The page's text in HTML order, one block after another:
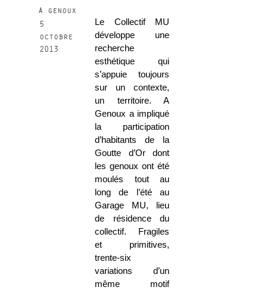
à genoux
5
octobre
2013
Le Collectif MU
développe une
recherche
esthétique qui
s’appuie toujours
sur un contexte,
un territoire. A
Genoux a impliqué
la participation
d’habitants de la
Goutte d’Or dont
les genoux ont été
moulés tout au
long de l’été au
Garage MU, lieu
de résidence du
collectif. Fragiles
et primitives,
trente-six
variations d’un
même motif